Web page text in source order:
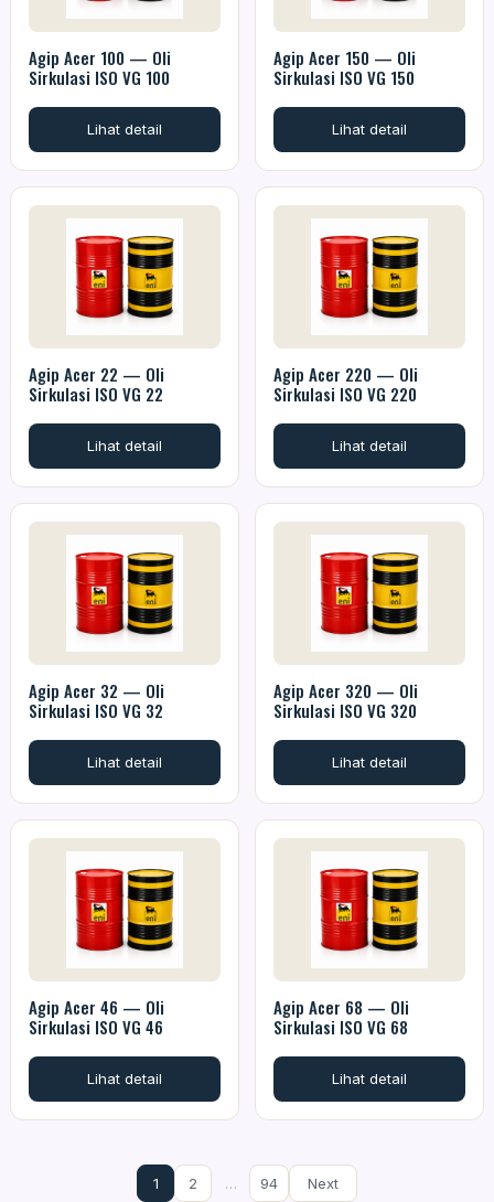
Agip Acer 100 — Oli
Sirkulasi ISO VG 100
Lihat detail
Agip Acer 150 — Oli
Sirkulasi ISO VG 150
Lihat detail
Agip Acer 22 — Oli
Sirkulasi ISO VG 22
Lihat detail
Agip Acer 220 — Oli
Sirkulasi ISO VG 220
Lihat detail
Agip Acer 32 — Oli
Sirkulasi ISO VG 32
Lihat detail
Agip Acer 320 — Oli
Sirkulasi ISO VG 320
Lihat detail
Agip Acer 46 — Oli
Sirkulasi ISO VG 46
Lihat detail
Agip Acer 68 — Oli
Sirkulasi ISO VG 68
Lihat detail
1 2 … 94 Next